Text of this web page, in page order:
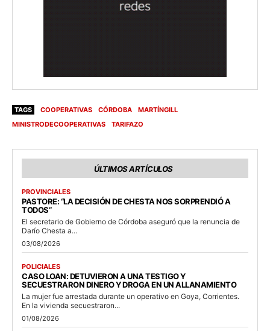
TAGS COOPERATIVAS CÓRDOBA
MARTÍNGILL
MINISTRODECOOPERATIVAS
TARIFAZO
ÚLTIMOS ARTÍCULOS
PROVINCIALES
PASTORE: “LA DECISIÓN DE CHESTA NOS SORPRENDIÓ A
TODOS”
El secretario de Gobierno de Córdoba aseguró que la renuncia de
Darío Chesta a...
03/08/2026
POLICIALES
CASO LOAN: DETUVIERON A UNA TESTIGO Y
SECUESTRARON DINERO Y DROGA EN UN ALLANAMIENTO
La mujer fue arrestada durante un operativo en Goya, Corrientes.
En la vivienda secuestraron...
01/08/2026